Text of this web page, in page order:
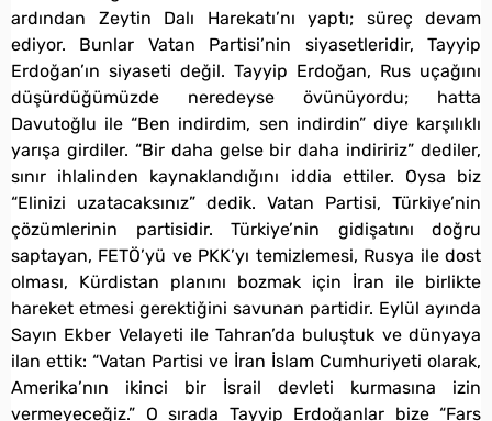
ardından Zeytin Dalı Harekatı’nı yaptı; süreç devam
ediyor. Bunlar Vatan Partisi’nin siyasetleridir, Tayyip
Erdoğan’ın siyaseti değil. Tayyip Erdoğan, Rus uçağını
düşürdüğümüzde neredeyse övünüyordu; hatta
Davutoğlu ile “Ben indirdim, sen indirdin” diye karşılıklı
yarışa girdiler. “Bir daha gelse bir daha indiririz” dediler,
sınır ihlalinden kaynaklandığını iddia ettiler. Oysa biz
“Elinizi uzatacaksınız” dedik. Vatan Partisi, Türkiye’nin
çözümlerinin partisidir. Türkiye’nin gidişatını doğru
saptayan, FETÖ’yü ve PKK’yı temizlemesi, Rusya ile dost
olması, Kürdistan planını bozmak için İran ile birlikte
hareket etmesi gerektiğini savunan partidir. Eylül ayında
Sayın Ekber Velayeti ile Tahran’da buluştuk ve dünyaya
ilan ettik: “Vatan Partisi ve İran İslam Cumhuriyeti olarak,
Amerika’nın ikinci bir İsrail devleti kurmasına izin
vermeyeceğiz.” O sırada Tayyip Erdoğanlar bize “Fars